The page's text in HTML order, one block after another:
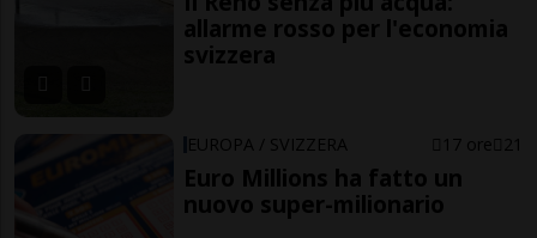
allarme rosso per l'economia
svizzera
EUROPA / SVIZZERA 17 ore 21
Euro Millions ha fatto un
nuovo super-milionario